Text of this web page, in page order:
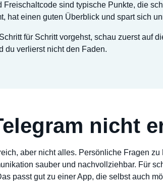
Freischaltcode sind typische Punkte, die
hat einen guten Überblick und spart sich
für Schritt vorgehst, schau zuerst auf
du verlierst nicht den Faden.
nicht
aber nicht alles. Persönliche Fragen
sauber und nachvollziehbar. Für
passt gut zu einer App, die selbst auch